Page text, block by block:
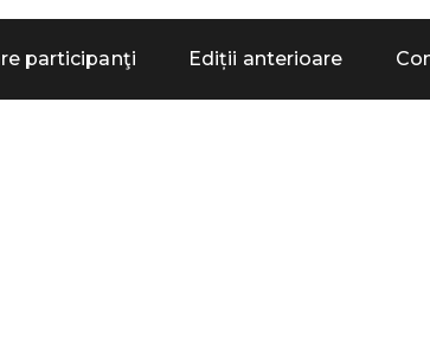
participanţi Ediții anterioare